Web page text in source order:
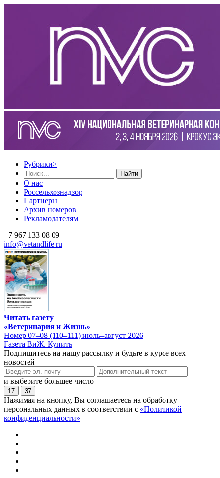
Рубрики>
Найти
О нас
Россельхознадзор
Партнеры
Архив номеров
Рекламодателям
+7 967 133 08 09
info@vetandlife.ru
Читать газету
«Ветеринария и Жизнь»
Номер 07–08 (110–111) июль–август 2026
Газета ВиЖ. Купить
Подпишитесь на нашу рассылку и будьте в курсе всех
новостей
и выберите большее число
17 37
Нажимая на кнопку, Вы соглашаетесь на обработку
персональных данных в соответствии с «Политикой
конфиденциальности»